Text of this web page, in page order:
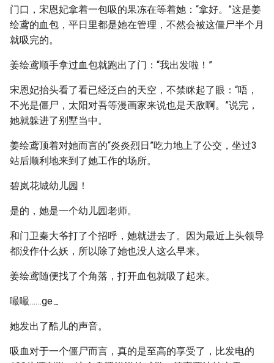
门口，宋恩妃拿着一包吸的果冻在等着她：“拿好。”这是姜
绘鸢的血包，平日里都是她在管理，不然会被这僵尸半个月
就吸完的。
姜绘鸢顺手拿过血包就跑出了门：“我出发啦！”
宋恩妃抬头看了看已经泛白的天空，不禁眯起了眼：“唔，
不光是僵尸，太阳对吾等漫画家来说也是天敌啊。”说完，
她就躲进了别墅当中。
姜绘鸢顶着对她而言的“炎炎烈日”吃力地上了公交，坐过3
站后顺利地来到了她工作的场所。
碧岚花城幼儿园！
是的，她是一个幼儿园老师。
和门卫秦大爷打了个招呼，她就进去了。因为最近上头领导
都没作什么妖，所以除了她也没人这么早来。
姜绘鸢随便找了个角落，打开血包就吸了起来。
嘬嘬……ge~
她发出了酷儿的声音。
吸血对于一个僵尸而言，真的是至高的享受了，比发电的